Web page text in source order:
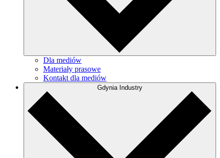
Dla mediów
Materiały prasowe
Kontakt dla mediów
Gdynia Industry